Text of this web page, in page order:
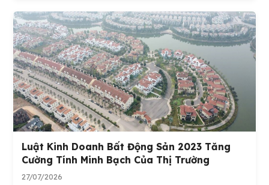
Luật Kinh Doanh Bất Động Sản 2023 Tăng
Cường Tính Minh Bạch Của Thị Trường
27/07/2026